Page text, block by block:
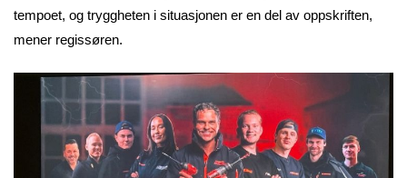
tempoet, og tryggheten i situasjonen er en del av oppskriften,
mener regissøren.